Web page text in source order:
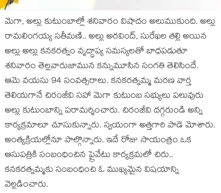
మెగా, అల్లు కుటుంబాల్లో శ‌నివారం విషాదం అలుముకుంది. అల్లు
రామలింగయ్య స‌తీమ‌ణి.. అల్లు అర‌వింద్, సురేఖ‌ల త‌ల్లి అయిన
అల్లు అల్లు కనకరత్నం వృద్ధాప్య సమస్యలతో బాధపడుతూ
శనివారం తెల్లవారుజామున‌ కన్నుమూసిన సంగతి తెలిసిందే.
ఆమె వ‌య‌సు 94 సంవ‌త్స‌రాలు. క‌న‌క‌ర‌త్న‌మ్మ మ‌ర‌ణ వార్త
తెలియ‌గానే చిరంజీవి స‌హా మెగా కుటుంబ స‌భ్యులు ప‌లువురు
అల్లు కుటుంబాన్ని ప‌రామ‌ర్శించారు. చిరంజీవి ద‌గ్గ‌రుండి అన్ని
కార్య‌క్ర‌మాలూ చూసుకున్నారు. స్వ‌యంగా అత్త‌గారి పాడె మోశారు.
అంత్య‌క్రియ‌ల్లోనూ పాల్గొన్నారు. ఇదే రోజు సాయంత్రం ఒక
ఆసుప‌త్రికి సంబంధించిన ప్రైవేటు కార్య‌క్ర‌మ‌లో చిరు..
క‌న‌క‌ర‌త్న‌మ్మ‌కు సంబంధించి ఓ ముఖ్య‌మైన విష‌యాన్ని
వెల్లడించారు.